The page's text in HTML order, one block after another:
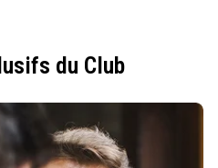
du Club